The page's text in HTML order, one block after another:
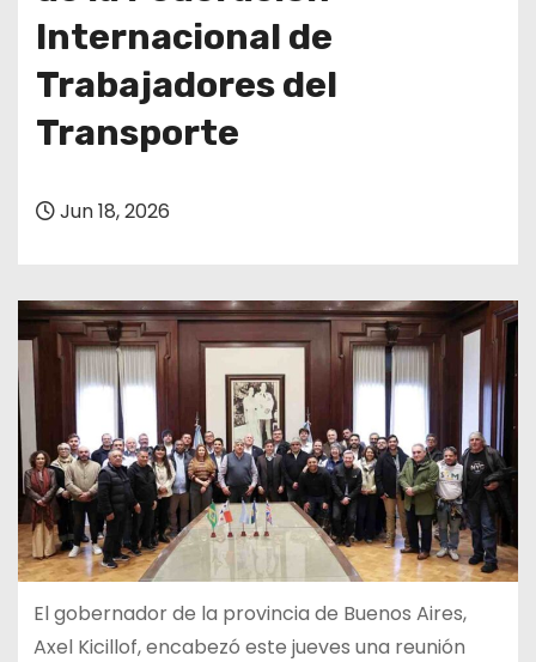
Internacional de
Trabajadores del
Transporte
Jun 18, 2026
El gobernador de la provincia de Buenos Aires,
Axel Kicillof, encabezó este jueves una reunión